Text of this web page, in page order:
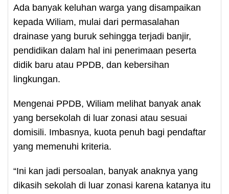
Ada banyak keluhan warga yang disampaikan
kepada Wiliam, mulai dari permasalahan
drainase yang buruk sehingga terjadi banjir,
pendidikan dalam hal ini penerimaan peserta
didik baru atau PPDB, dan kebersihan
lingkungan.
Mengenai PPDB, Wiliam melihat banyak anak
yang bersekolah di luar zonasi atau sesuai
domisili. Imbasnya, kuota penuh bagi pendaftar
yang memenuhi kriteria.
“Ini kan jadi persoalan, banyak anaknya yang
dikasih sekolah di luar zonasi karena katanya itu